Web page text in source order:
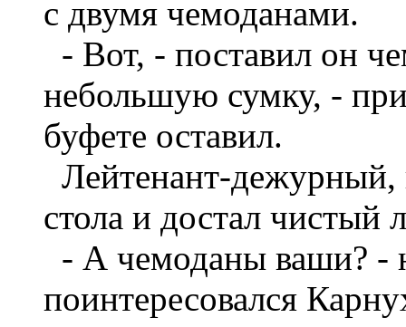
с двумя чемоданами.
- Вот, - поставил он
небольшую сумку, -
буфете оставил.
Лейтенант-дежурный,
стола и достал чистый
- А чемоданы ваши? -
поинтересовался